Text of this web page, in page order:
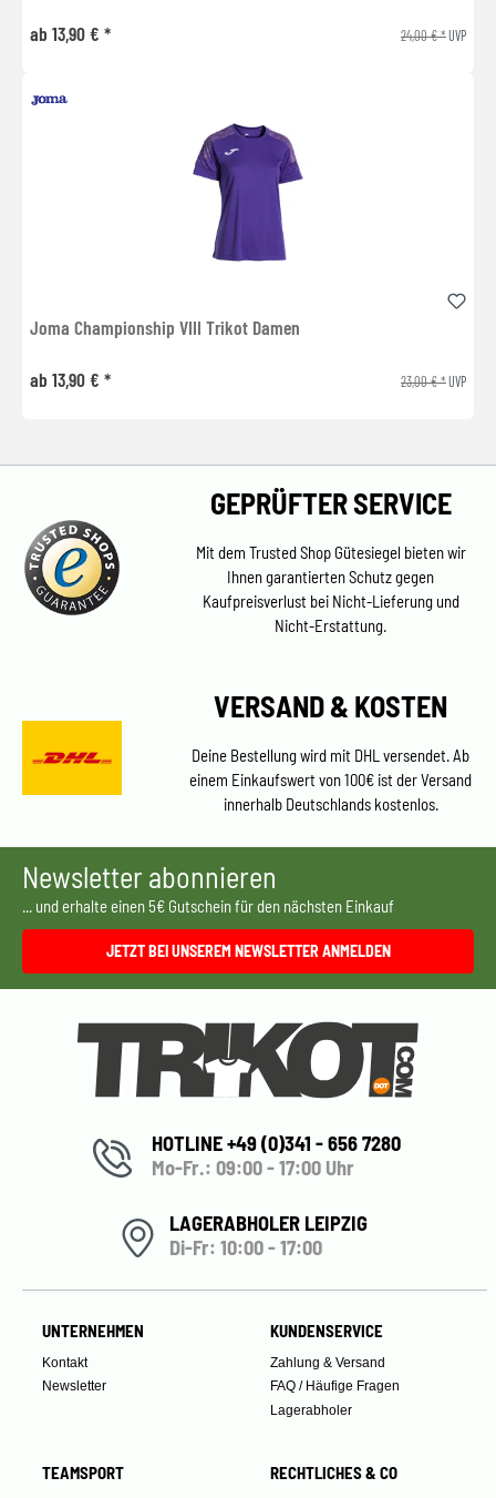
ab 13,90 € * 24,00 € *UVP
Joma Championship VIII Trikot Damen
ab 13,90 € * 23,00 € *UVP
GEPRÜFTER SERVICE
Mit dem Trusted Shop Gütesiegel bieten wir
Ihnen garantierten Schutz gegen
Kaufpreisverlust bei Nicht-Lieferung und
Nicht-Erstattung.
VERSAND & KOSTEN
Deine Bestellung wird mit DHL versendet. Ab
einem Einkaufswert von 100€ ist der Versand
innerhalb Deutschlands kostenlos.
Newsletter abonnieren
... und erhalte einen 5€ Gutschein für den nächsten Einkauf
JETZT BEI UNSEREM NEWSLETTER ANMELDEN
HOTLINE +49 (0)341 - 656 7280
Mo-Fr.: 09:00 - 17:00 Uhr
LAGERABHOLER LEIPZIG
Di-Fr: 10:00 - 17:00
UNTERNEHMEN
Kontakt
Newsletter
KUNDENSERVICE
Zahlung & Versand
FAQ / Häufige Fragen
Lagerabholer
TEAMSPORT RECHTLICHES & CO